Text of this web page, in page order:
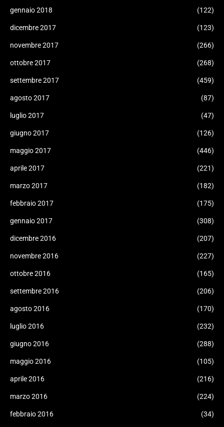
gennaio 2018 (122)
dicembre 2017 (123)
novembre 2017 (266)
ottobre 2017 (268)
settembre 2017 (459)
agosto 2017 (87)
luglio 2017 (47)
giugno 2017 (126)
maggio 2017 (446)
aprile 2017 (221)
marzo 2017 (182)
febbraio 2017 (175)
gennaio 2017 (308)
dicembre 2016 (207)
novembre 2016 (227)
ottobre 2016 (165)
settembre 2016 (206)
agosto 2016 (170)
luglio 2016 (232)
giugno 2016 (288)
maggio 2016 (105)
aprile 2016 (216)
marzo 2016 (224)
febbraio 2016 (34)